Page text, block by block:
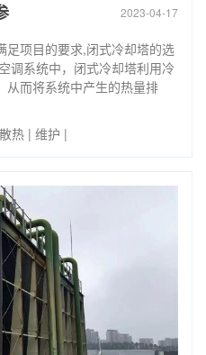
2023-04-17
足项目的要求,闭式冷却塔的选
系统中，闭式冷却塔利用冷
从而将系统中产生的热量排
散热 | 维护 |